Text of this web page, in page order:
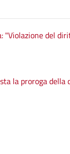
del
la proroga